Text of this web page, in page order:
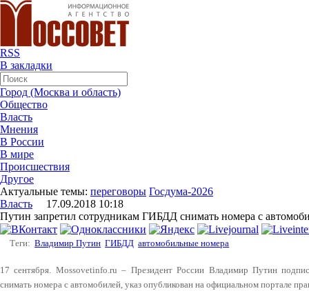
RSS
В закладки
Город (Москва и область)
Общество
Власть
Мнения
В России
В мире
Происшествия
Другое
Актуальные темы: переговоры Госдума-2026
Власть 17.09.2018 10:18
Путин запретил сотрудникам ГИБДД снимать номера с
Теги: Владимир Путин ГИБДД автомобильные номера
17 сентября. Mossovetinfo.ru – Президент России Владимир Путин
снимать номера с автомобилей, указ опубликован на официальном портале